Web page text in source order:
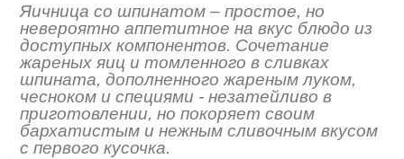
Яичница со шпинатом – простое, но
невероятно аппетитное на вкус блюдо из
доступных компонентов. Сочетание
жареных яиц и томленного в сливках
шпината, дополненного жареным луком,
чесноком и специями - незатейливо в
приготовлении, но покоряет своим
бархатистым и нежным сливочным вкусом
с первого кусочка.